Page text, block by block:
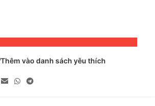
Thêm vào danh sách yêu thích